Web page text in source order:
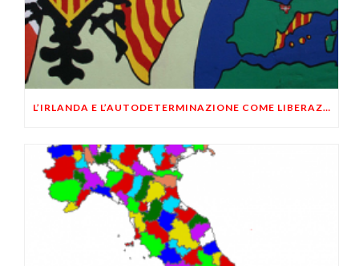
L’IRLANDA E L’AUTODETERMINAZIONE COME LIBERAZIONE NAZIONALE DELLE COMUNITÀ